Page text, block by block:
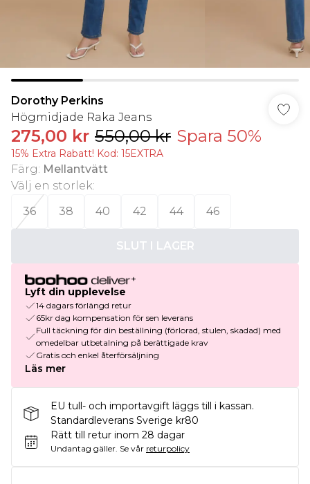
Dorothy Perkins
Högmidjade Raka Jeans
275,00 kr 550,00 kr Spara 50%
15% Extra Rabatt! Kod: 15EXTRA
Färg: Mellantvätt
Välj en storlek:
36
38 40 42 44 46
SLUT I LAGER
Lyft din upplevelse
14 dagars förlängd retur
65kr dag kompensation för sen leverans
Full täckning för din beställning (förlorad, stulen, skadad) med
omedelbar utbetalning på berättigade krav
Gratis och enkel återförsäljning
Läs mer
EU tull- och importavgift läggs till i kassan.
Standardleverans Sverige kr80
Rätt till retur inom 28 dagar
Undantag gäller. Se vår returpolicy